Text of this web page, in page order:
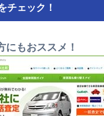
チェック！
にもおススメ！